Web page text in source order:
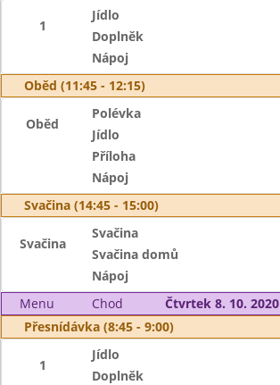
1
Jídlo
Doplněk
Nápoj
Oběd (11:45 - 12:15)
Oběd
Polévka
Jídlo
Příloha
Nápoj
Svačina (14:45 - 15:00)
Svačina
Svačina
Svačina domů
Nápoj
Menu
Chod
Čtvrtek 8. 10. 2020
Přesnídávka (8:45 - 9:00)
1
Jídlo
Doplněk